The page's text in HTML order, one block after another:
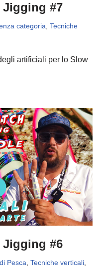
#7
categoria, Tecniche
artificiali per lo Slow
#6
Pesca Tecniche verticali